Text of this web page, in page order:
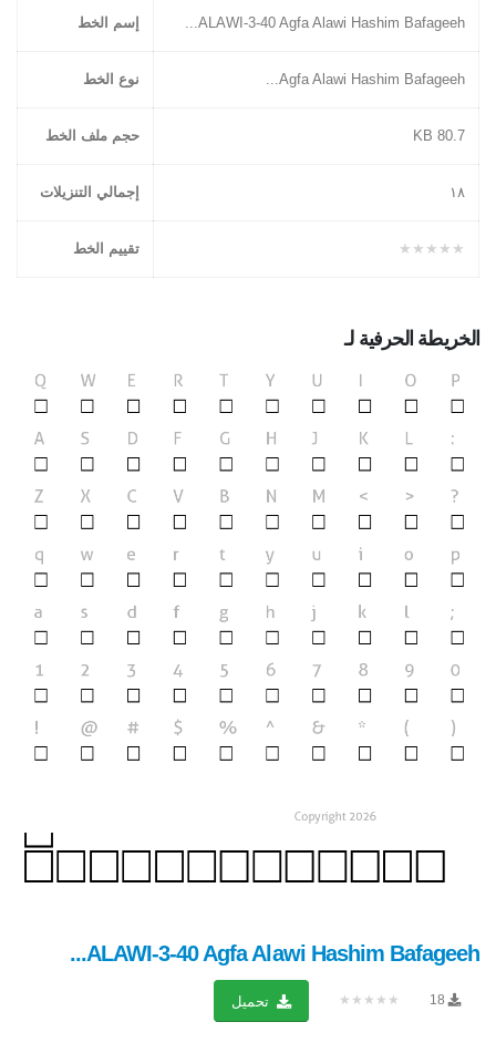
ALAWI-3-40 Agfa Alawi Hashim Bafageeh... إسم الخط
Agfa Alawi Hashim Bafageeh... نوع الخط
80.7 KB حجم ملف الخط
١۸ إجمالي التنزيلات
★★★★★ تقييم الخط
الخريطة الحرفية لـ
ALAWI-3-40 Agfa Alawi Hashim Bafageeh...
18
★★★★★ تحميل